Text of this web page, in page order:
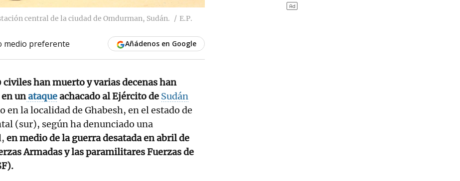
central de la ciudad de Omdurman, Sudán. E.P.
medio preferente Añádenos en Google
civiles han muerto y varias decenas han
unataqueachacado al Ejército de Sudán
en la localidad de Ghabesh, en el estado de
(sur), según ha denunciado una
en medio de la guerra desatada en abril de
Armadas y las paramilitares Fuerzas de